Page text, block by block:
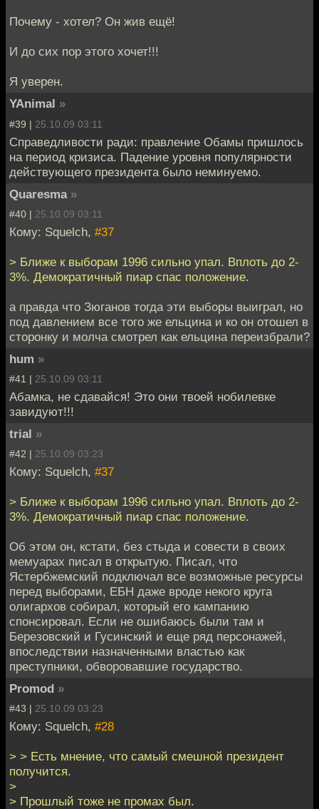
Почему - хотел? Он жив ещё!
И до сих пор этого хочет!!!
Я уверен.
YAnimal »
#39 | 25.10.09 03:11
Справедливости ради: правление Обамы пришлось
на период кризиса. Падение уровня популярности
действующего президента было неминуемо.
Quaresma »
#40 | 25.10.09 03:11
Кому: Squelch, #37
> Ближе к выборам 1996 сильно упал. Вплоть до 2-
3%. Демократичный пиар спас положение.
а правда что Зюганов тогда эти выборы выиграл, но
под давлением все того же ельцина и ко он отошел в
сторонку и молча смотрел как ельцина переизбрали?
hum »
#41 | 25.10.09 03:11
Абамка, не сдавайся! Это они твоей нобилевке
завидуют!!!
trial »
#42 | 25.10.09 03:23
Кому: Squelch, #37
> Ближе к выборам 1996 сильно упал. Вплоть до 2-
3%. Демократичный пиар спас положение.
Об этом он, кстати, без стыда и совести в своих
мемуарах писал в открытую. Писал, что
Ястербжемский подключал все возможные ресурсы
перед выборами, ЕБН даже вроде некого круга
олигархов собирал, который его кампанию
спонсировал. Если не ошибаюсь были там и
Березовский и Гусинский и еще ряд персонажей,
впоследствии назначенными властью как
преступники, обворовавшие государство.
Promod »
#43 | 25.10.09 03:23
Кому: Squelch, #28
> > Есть мнение, что самый смешной президент
получится.
>
> Прошлый тоже не промах был.